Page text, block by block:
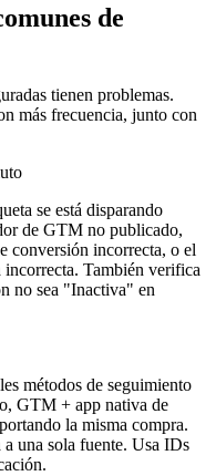
de
tienen problemas.
más frecuencia, junto con
se está disparando
de GTM no publicado,
conversión incorrecta, o el
También verifica
no sea "Inactiva" en
métodos de seguimiento
GTM + app nativa de
la misma compra.
una sola fuente. Usa IDs